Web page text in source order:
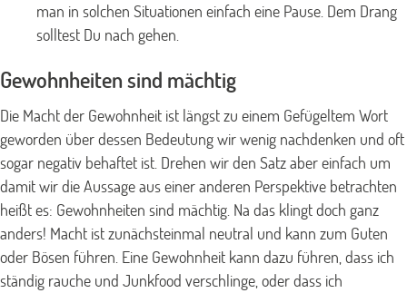
man in solchen Situationen einfach eine Pause. Dem Drang
solltest Du nach gehen.
Gewohnheiten sind mächtig
Die Macht der Gewohnheit ist längst zu einem Gefügeltem Wort
geworden über dessen Bedeutung wir wenig nachdenken und oft
sogar negativ behaftet ist. Drehen wir den Satz aber einfach um
damit wir die Aussage aus einer anderen Perspektive betrachten
heißt es: Gewohnheiten sind mächtig. Na das klingt doch ganz
anders! Macht ist zunächsteinmal neutral und kann zum Guten
oder Bösen führen. Eine Gewohnheit kann dazu führen, dass ich
ständig rauche und Junkfood verschlinge, oder dass ich